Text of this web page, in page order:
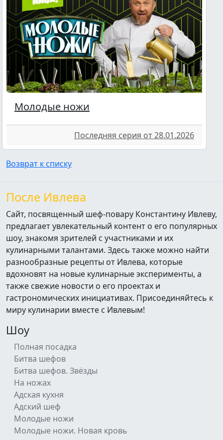
Молодые ножи
Последняя серия от 28.01.2026
Возврат к списку
После Ивлева
Сайт, посвященный шеф-повару Константину Ивлеву,
предлагает увлекательный контент о его популярных
шоу, знакомя зрителей с участниками и их
кулинарными талантами. Здесь также можно найти
разнообразные рецепты от Ивлева, которые
вдохновят на новые кулинарные эксперименты, а
также свежие новости о его проектах и
гастрономических инициативах. Присоединяйтесь к
миру кулинарии вместе с Ивлевым!
Шоу
Полная посадка
Битва шефов
Битва шефов. Звёзды
На ножах
Адская кухня
Адский шеф
Молодые ножи
Молодые ножи. Новая кровь